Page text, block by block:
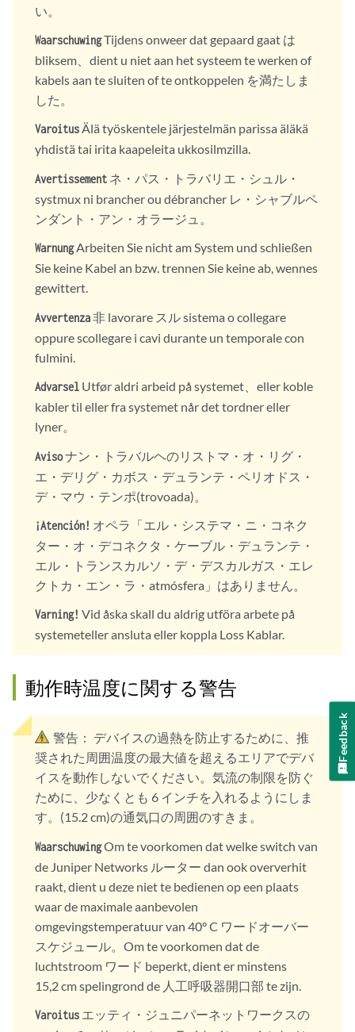
い。
WaarschuwingTijdens onweer dat gepaard gaat は
bliksem、dient u niet aan het systeem te werken of
kabels aan te sluiten of te ontkoppelen を満たしま
した。
VaroitusÄlä työskentele järjestelmän parissa äläkä
yhdistä tai irita kaapeleita ukkosilmzilla.
Avertissement ネ・パス・トラバリエ・シュル・
systmux ni brancher ou débrancher レ・シャブルペ
ンダント・アン・オラージュ。
WarnungArbeiten Sie nicht am System und schließen
Sie keine Kabel an bzw. trennen Sie keine ab, wennes
gewittert.
Avvertenza非 lavorare スル sistema o collegare
oppure scollegare i cavi durante un temporale con
fulmini.
Advarsel Utfør aldri arbeid på systemet、eller koble
kabler til eller fra systemet når det tordner eller
lyner。
Avisoナン・トラバルヘのリストマ・オ・リグ・
エ・デリグ・カボス・デュランテ・ペリオドス・
デ・マウ・テンポ(trovoada)。
¡Atención! オペラ「エル・システマ・ニ・コネク
ター・オ・デコネクタ・ケーブル・デュランテ・
エル・トランスカルソ・デ・デスカルガス・エレ
クトカ・エン・ラ・atmósfera」はありません。
Varning! Vid åska skall du aldrig utföra arbete på
systemeteller ansluta eller koppla Loss Kablar.
動作時温度に関する警告
警告： デバイスの過熱を防止するために、推
奨された周囲温度の最大値を超えるエリアでデバ
イスを動作しないでください。気流の制限を防ぐ
ために、少なくとも 6 インチを入れるようにしま
す。(15.2 cm)の通気口の周囲のすきま。
WaarschuwingOm te voorkomen dat welke switch van
de Juniper Networks ルーター dan ook oververhit
raakt, dient u deze niet te bedienen op een plaats
waar de maximale aanbevolen
omgevingstemperatuur van 40° C ワードオーバー
スケジュール。Om te voorkomen dat de
luchtstroom ワード beperkt, dient er minstens
15,2 cm spelingrond de 人工呼吸器開口部 te zijn.
Varoitus エッティ・ジュニパーネットワークスの
Feedback